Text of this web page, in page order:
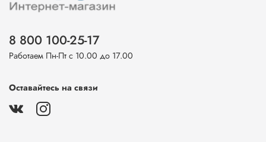
8 800 100-25-17
Работаем Пн-Пт с 10.00 до 17.00
Оставайтесь на связи